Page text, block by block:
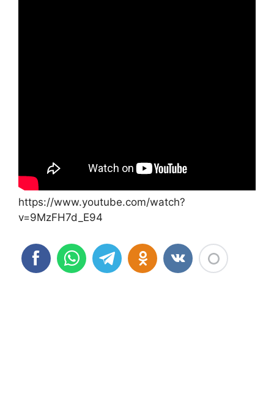
https://www.youtube.com/watch?
v=9MzFH7d_E94